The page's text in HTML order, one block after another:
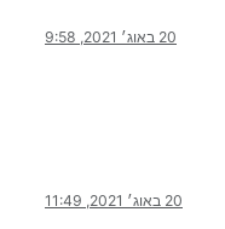
20 באוג׳ 2021, 9:58
20 באוג׳ 2021, 11:49